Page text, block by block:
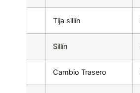
Tija sillín
Sillín
Cambio Trasero